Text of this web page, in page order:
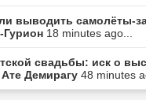
выводить самолёты-
Гурион 18 minutes ago...
свадьбы: иск о
Демирагу 48 minutes